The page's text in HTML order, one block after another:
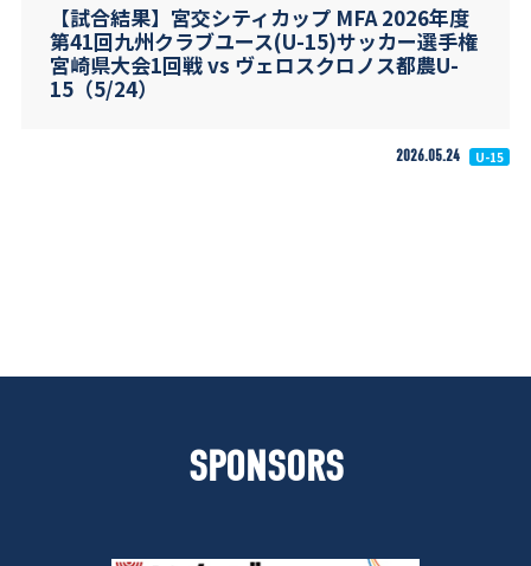
【試合結果】宮交シティカップ MFA 2026年度
第41回九州クラブユース(U-15)サッカー選手権
宮崎県大会1回戦 vs ヴェロスクロノス都農U-
15（5/24）
2026.05.24 U-15
SPONSORS